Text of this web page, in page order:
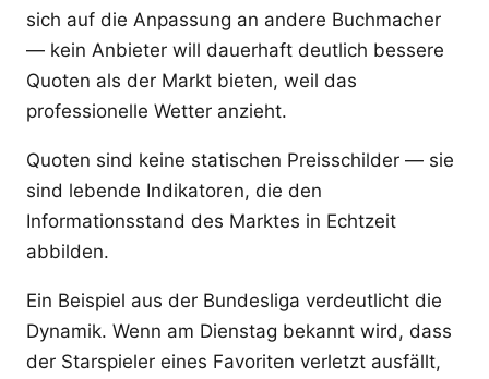
sich auf die Anpassung an andere Buchmacher
— kein Anbieter will dauerhaft deutlich bessere
Quoten als der Markt bieten, weil das
professionelle Wetter anzieht.
Quoten sind keine statischen Preisschilder — sie
sind lebende Indikatoren, die den
Informationsstand des Marktes in Echtzeit
abbilden.
Ein Beispiel aus der Bundesliga verdeutlicht die
Dynamik. Wenn am Dienstag bekannt wird, dass
der Starspieler eines Favoriten verletzt ausfällt,